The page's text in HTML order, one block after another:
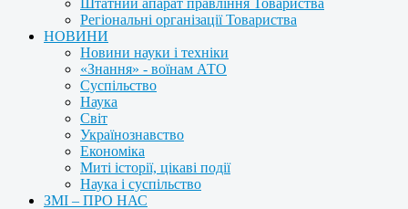
Штатний апарат правління Товариства
Регіональні організації Товариства
НОВИНИ
Новини науки і техніки
«Знання» - воїнам АТО
Суспільство
Наука
Світ
Українознавство
Економіка
Миті історії, цікаві події
Наука і суспільство
ЗМІ – ПРО НАС